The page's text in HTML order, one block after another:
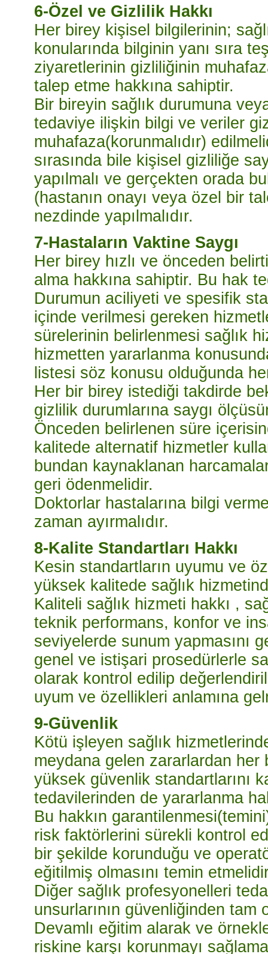
6-Özel ve Gizlilik Hakkı
Her birey kişisel bilgilerinin;
konularında bilginin yanı sıra
ziyaretlerinin gizliliğinin
talep etme hakkına sahiptir.
Bir bireyin sağlık durumuna
tedaviye ilişkin bilgi ve veriler
muhafaza(korunmalıdır)
sırasında bile kişisel gizliliğe
yapılmalı ve gerçekten orada
(hastanın onayı veya özel bir
nezdinde yapılmalıdır.
7-Hastaların Vaktine Saygı
Her birey hızlı ve önceden
alma hakkına sahiptir. Bu hak
Durumun aciliyeti ve spesifik
içinde verilmesi gereken
sürelerinin belirlenmesi sağlık
hizmetten yararlanma
listesi söz konusu olduğunda
Her bir birey istediği takdirde
gizlilik durumlarına saygı
Önceden belirlenen süre
kalitede alternatif hizmetler
bundan kaynaklanan
geri ödenmelidir.
Doktorlar hastalarına bilgi
zaman ayırmalıdır.
8-Kalite Standartları Hakkı
Kesin standartların uyumu ve
yüksek kalitede sağlık
Kaliteli sağlık hizmeti hakkı ,
teknik performans, konfor ve
seviyelerde sunum yapmasını
genel ve istişari prosedürlerle
olarak kontrol edilip
uyum ve özellikleri anlamına
9-Güvenlik
Kötü işleyen sağlık
meydana gelen zararlardan her
yüksek güvenlik standartlarını
tedavilerinden de yararlanma
Bu hakkın
risk faktörlerini sürekli kontrol
bir şekilde korunduğu ve
eğitilmiş olmasını temin
Diğer sağlık profesyonelleri
unsurlarının güvenliğinden tam
Devamlı eğitim alarak ve
riskine karşı korunmayı